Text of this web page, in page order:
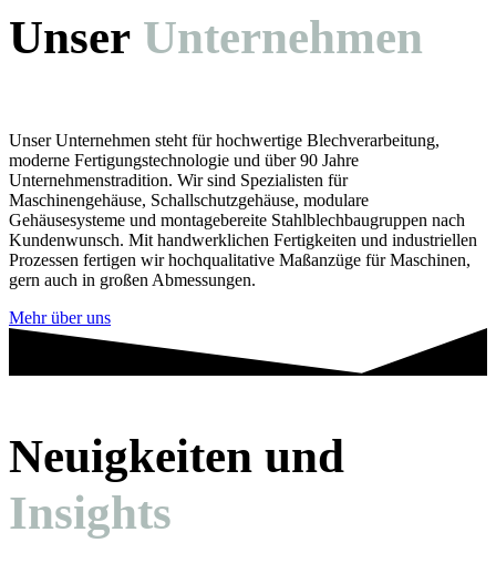
Unser Unternehmen
Unser Unternehmen steht für hochwertige Blechverarbeitung,
moderne Fertigungstechnologie und über 90 Jahre
Unternehmenstradition. Wir sind Spezialisten für
Maschinengehäuse, Schallschutzgehäuse, modulare
Gehäusesysteme und montagebereite Stahlblechbaugruppen nach
Kundenwunsch. Mit handwerklichen Fertigkeiten und industriellen
Prozessen fertigen wir hochqualitative Maßanzüge für Maschinen,
gern auch in großen Abmessungen.
Mehr über uns
Neuigkeiten und
Insights